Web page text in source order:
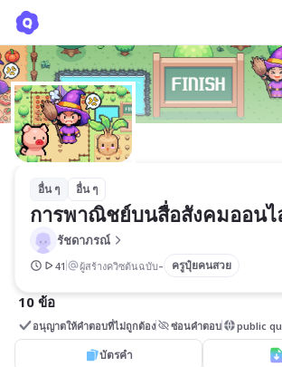
อื่น ๆ อื่น ๆ
การพาณิชย์บนสื่อสังคมออน
รัชดาภรณ์
41 ผู้สร้างควิซต้นฉบับ- ครูปุ๋ยคนสวย
10 ข้อ
อนุญาตให้คำตอบที่ไม่ถูกต้อง ซ่อนคำตอบ public
บัตรคำ